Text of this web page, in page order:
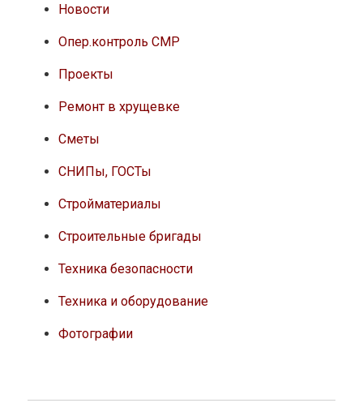
Новости
Опер.контроль СМР
Проекты
Ремонт в хрущевке
Сметы
СНИПы, ГОСТы
Стройматериалы
Строительные бригады
Техника безопасности
Техника и оборудование
Фотографии